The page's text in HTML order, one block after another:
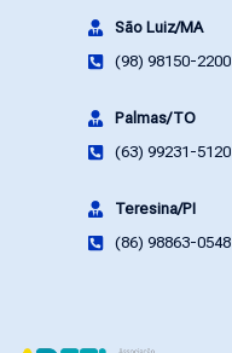
São Luiz/MA
(98) 98150-2200
Palmas/TO
(63) 99231-5120
Teresina/PI
(86) 98863-0548